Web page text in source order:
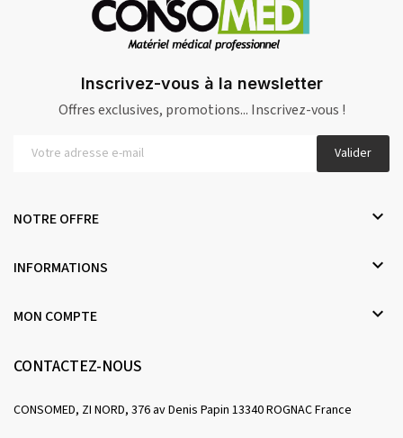
Inscrivez-vous à la newsletter
Offres exclusives, promotions... Inscrivez-vous !
Valider
NOTRE OFFRE 
INFORMATIONS 
MON COMPTE 
CONTACTEZ-NOUS
CONSOMED, ZI NORD, 376 av Denis Papin 13340 ROGNAC France